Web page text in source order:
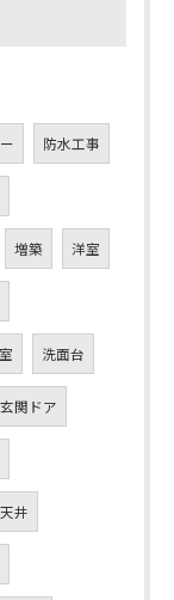
防水工事
増築 洋室
洗面台
玄関ドア
井